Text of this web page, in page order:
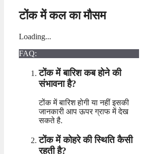
टोंक में कल का मौसम
Loading...
FAQ:
टोंक में बारिश कब होने की
संभावना है?
टोंक में बारिश होगी या नहीं इसकी
जानकारी आप ऊपर ग्राफ में देख
सकते है.
टोंक में कोहरे की स्थिति कैसी
रहती है?